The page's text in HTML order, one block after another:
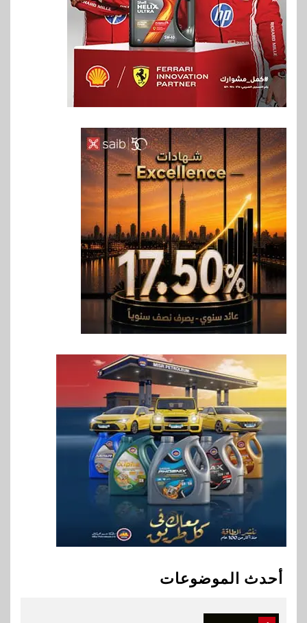
أحدث الموضوعات
6
اخبار
غرفة القاهرة تنظم ندوة إلكترونية
لدعم الصادرات وتحقيق
مستهدفات رؤية مصر 2030
7
بنوك
بنك مصر يشارك في فعالية اليوم
العالمي للشباب ويقدم العديد من
العروض المجانية
بنك QNB مصر يعزز جاهزية
المشروعات الصغيرة والمتوسطة
للنمو والتوسع
9 اخبار
فيكسد مصر و”حلول” تتشاركان
في تطوير أول منصة للسياحة
الصحية في مصر والشرق الأوسط
وأفريقيا Tour4Cure
سوق وصلة
جهازًا مثاليًا للشباب